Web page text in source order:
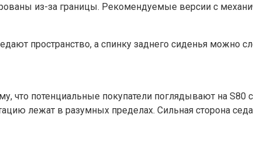
из-за границы. Рекомендуемые версии с
пространство, а спинку заднего сиденья можно
что потенциальные покупатели поглядывают на S80
лежат в разумных пределах. Сильная сторона